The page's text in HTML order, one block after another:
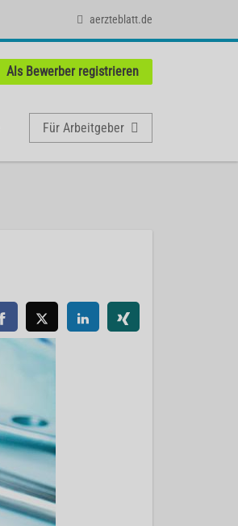
aerzteblatt.de
Als Bewerber registrieren
Für Arbeitgeber